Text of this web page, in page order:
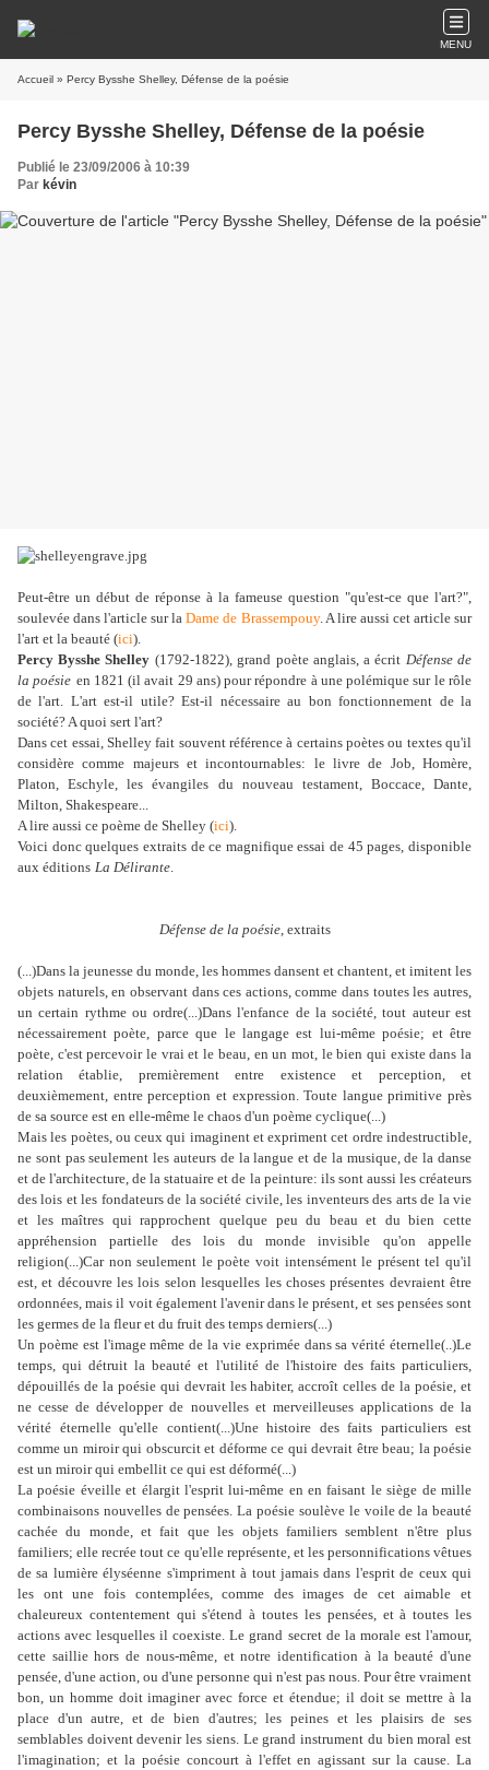
MENU
Accueil » Percy Bysshe Shelley, Défense de la poésie
Percy Bysshe Shelley, Défense de la poésie
Publié le 23/09/2006 à 10:39
Par kévin
Peut-être un début de réponse à la fameuse question "qu'est-ce que l'art?",
soulevée dans l'article sur laDame de Brassempouy. A lire aussi cet article sur
l'art et la beauté (ici).
Percy Bysshe Shelley (1792-1822), grand poète anglais, a écrit Défense de
la poésie en 1821 (il avait 29 ans) pour répondre à une polémique sur le rôle
de l'art. L'art est-il utile? Est-il nécessaire au bon fonctionnement de la
société? A quoi sert l'art?
Dans cet essai, Shelley fait souvent référence à certains poètes ou textes qu'il
considère comme majeurs et incontournables: le livre de Job, Homère,
Platon, Eschyle, les évangiles du nouveau testament, Boccace, Dante,
Milton, Shakespeare...
A lire aussi ce poème de Shelley (ici).
Voici donc quelques extraits de ce magnifique essai de 45 pages, disponible
aux éditions La Délirante.
Défense de la poésie, extraits
(...)Dans la jeunesse du monde, les hommes dansent et chantent, et imitent les
objets naturels, en observant dans ces actions, comme dans toutes les autres,
un certain rythme ou ordre(...)Dans l'enfance de la société, tout auteur est
nécessairement poète, parce que le langage est lui-même poésie; et être
poète, c'est percevoir le vrai et le beau, en un mot, le bien qui existe dans la
relation établie, premièrement entre existence et perception, et
deuxièmement, entre perception et expression. Toute langue primitive près
de sa source est en elle-même le chaos d'un poème cyclique(...)
Mais les poètes, ou ceux qui imaginent et expriment cet ordre indestructible,
ne sont pas seulement les auteurs de la langue et de la musique, de la danse
et de l'architecture, de la statuaire et de la peinture: ils sont aussi les créateurs
des lois et les fondateurs de la société civile, les inventeurs des arts de la vie
et les maîtres qui rapprochent quelque peu du beau et du bien cette
appréhension partielle des lois du monde invisible qu'on appelle
religion(...)Car non seulement le poète voit intensément le présent tel qu'il
est, et découvre les lois selon lesquelles les choses présentes devraient être
ordonnées, mais il voit également l'avenir dans le présent, et ses pensées sont
les germes de la fleur et du fruit des temps derniers(...)
Un poème est l'image même de la vie exprimée dans sa vérité éternelle(..)Le
temps, qui détruit la beauté et l'utilité de l'histoire des faits particuliers,
dépouillés de la poésie qui devrait les habiter, accroît celles de la poésie, et
ne cesse de développer de nouvelles et merveilleuses applications de la
vérité éternelle qu'elle contient(...)Une histoire des faits particuliers est
comme un miroir qui obscurcit et déforme ce qui devrait être beau; la poésie
est un miroir qui embellit ce qui est déformé(...)
La poésie éveille et élargit l'esprit lui-même en en faisant le siège de mille
combinaisons nouvelles de pensées. La poésie soulève le voile de la beauté
cachée du monde, et fait que les objets familiers semblent n'être plus
familiers; elle recrée tout ce qu'elle représente, et les personnifications vêtues
de sa lumière élyséenne s'impriment à tout jamais dans l'esprit de ceux qui
les ont une fois contemplées, comme des images de cet aimable et
chaleureux contentement qui s'étend à toutes les pensées, et à toutes les
actions avec lesquelles il coexiste. Le grand secret de la morale est l'amour,
cette saillie hors de nous-même, et notre identification à la beauté d'une
pensée, d'une action, ou d'une personne qui n'est pas nous. Pour être vraiment
bon, un homme doit imaginer avec force et étendue; il doit se mettre à la
place d'un autre, et de bien d'autres; les peines et les plaisirs de ses
semblables doivent devenir les siens. Le grand instrument du bien moral est
l'imagination; et la poésie concourt à l'effet en agissant sur la cause. La